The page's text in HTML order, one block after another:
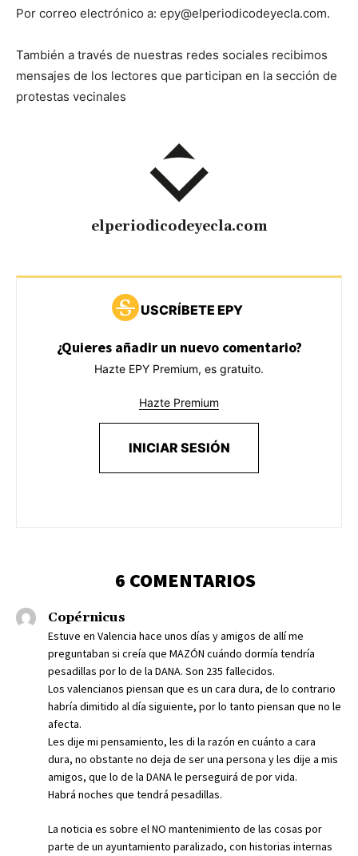
Por correo electrónico a: epy@elperiodicodeyecla.com.
También a través de nuestras redes sociales recibimos
mensajes de los lectores que participan en la sección de
protestas vecinales
elperiodicodeyecla.com
USCRÍBETE EPY
¿Quieres añadir un nuevo comentario?
Hazte EPY Premium, es gratuito.
Hazte Premium
INICIAR SESIÓN
6 COMENTARIOS
Copérnicus
Estuve en Valencia hace unos días y amigos de allí me
preguntaban si creía que MAZÓN cuándo dormía tendría
pesadillas por lo de la DANA. Son 235 fallecidos.
Los valencianos piensan que es un cara dura, de lo contrario
habría dimitido al día siguiente, por lo tanto piensan que no le
afecta.
Les dije mi pensamiento, les di la razón en cuánto a cara
dura, no obstante no deja de ser una persona y les dije a mis
amigos, que lo de la DANA le perseguirá de por vida.
Habrá noches que tendrá pesadillas.
La noticia es sobre el NO mantenimiento de las cosas por
parte de un ayuntamiento paralizado, con historias internas